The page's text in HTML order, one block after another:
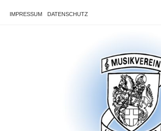
IMPRESSUM DATENSCHUTZ